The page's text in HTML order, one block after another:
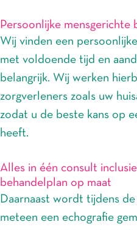
Persoonlijke mensgerichte
Wij vinden een
met voldoende tijd en
belangrijk. Wij werken
zorgverleners zoals uw
zodat u de beste kans op
heeft.
Alles in één consult
behandelplan op maat
Daarnaast wordt tijdens
meteen een echografie